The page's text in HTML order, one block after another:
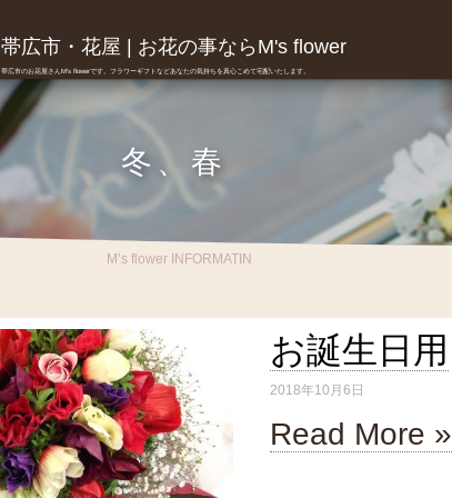
帯広市・花屋 | お花の事ならM's flower
帯広市のお花屋さんM's flowerです。フラワーギフトなどあなたの気持ちを真心こめて宅配いたします。
冬、春
M’s flower INFORMATIN
お誕生日用
2018年10月6日
Read More »